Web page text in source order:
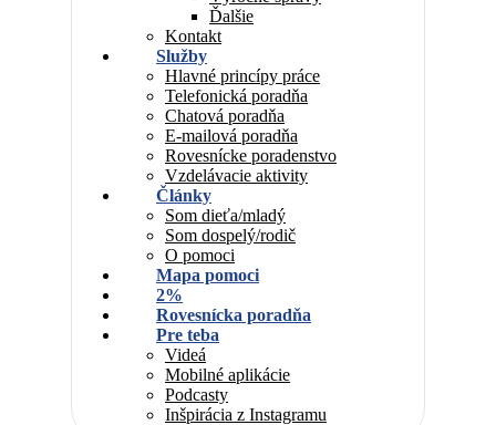
Ďalšie
Kontakt
Služby
Hlavné princípy práce
Telefonická poradňa
Chatová poradňa
E-mailová poradňa
Rovesnícke poradenstvo
Vzdelávacie aktivity
Články
Som dieťa/mladý
Som dospelý/rodič
O pomoci
Mapa pomoci
2%
Rovesnícka poradňa
Pre teba
Videá
Mobilné aplikácie
Podcasty
Inšpirácia z Instagramu